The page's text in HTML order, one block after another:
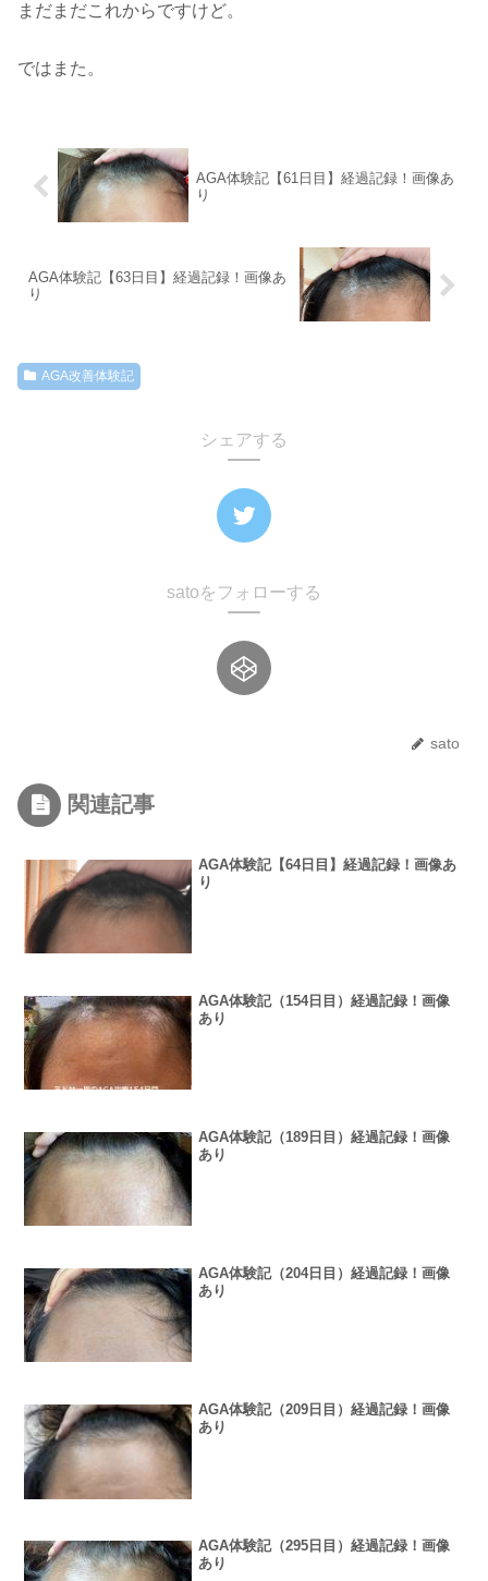
まだまだこれからですけど。
ではまた。
AGA体験記【61日目】経過記録！画像あ
り
AGA体験記【63日目】経過記録！画像あ
り
AGA改善体験記
シェアする
satoをフォローする
sato
関連記事
AGA体験記【64日目】経過記録！画像あ
り
AGA体験記（154日目）経過記録！画像
あり
AGA体験記（189日目）経過記録！画像
あり
AGA体験記（204日目）経過記録！画像
あり
AGA体験記（209日目）経過記録！画像
あり
AGA体験記（295日目）経過記録！画像
あり